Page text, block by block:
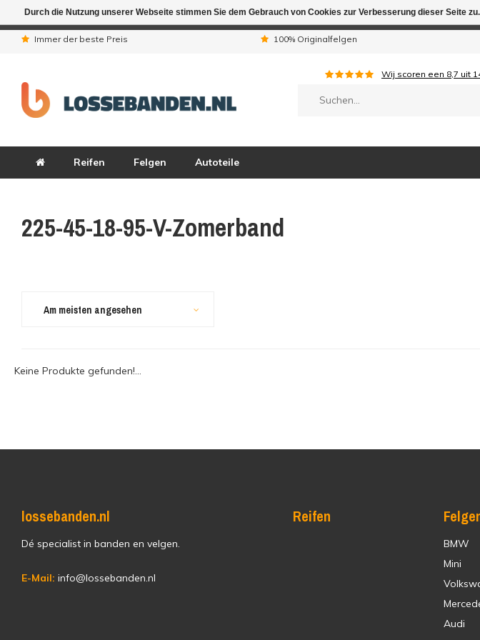
Immer der beste Preis 100% Originalfelgen
Wij scoren een 8,7 uit
Reifen Felgen Autoteile
225-45-18-95-V-Zomerband
Am meisten angesehen
Keine Produkte gefunden!...
lossebanden.nl
Dé specialist in banden en velgen.
E-Mail: info@lossebanden.nl
Reifen
BMW
Mini
Audi
Durch die Nutzung unserer Webseite stimmen Sie dem Gebrauch von Cookies zur Verbesserung dieser Seite zu.
Aufgrund der Ferientagen sind wir telefonisch nicht